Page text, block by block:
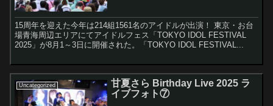
15周年を迎えた今年は214組1561名のアイドルが出演！ 東京・お台
場青海周辺エリアにてアイドルフェス「TOKYO IDOL FESTIVAL
2025」が8月1～3日に開催された。「TOKYO IDOL FESTIVAL...
Uncategorized
甘夏さら Birthday Live 2025 ラ
イブフォト⑦